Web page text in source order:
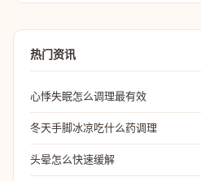
热门资讯
心悸失眠怎么调理最有效
冬天手脚冰凉吃什么药调理
头晕怎么快速缓解